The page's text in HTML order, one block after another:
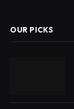
OUR PICKS